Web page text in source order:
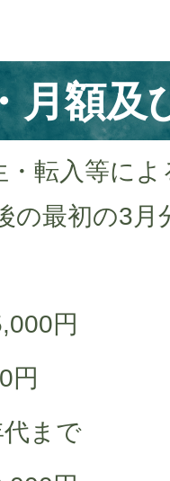
月額及
・転入等に
の最初の3月
円
円
まで